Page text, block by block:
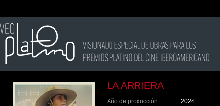
LA ARRIERA
Año de producción
2024